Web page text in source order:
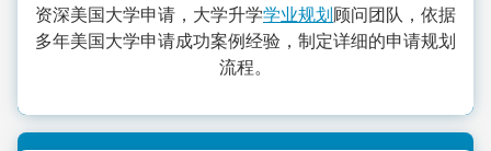
资深美国大学申请，大学升学学业规划顾问团队，依据
多年美国大学申请成功案例经验，制定详细的申请规划
流程。